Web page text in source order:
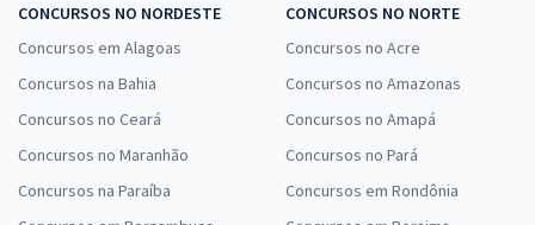
CONCURSOS NO NORDESTE
Concursos em Alagoas
Concursos na Bahia
Concursos no Ceará
Concursos no Maranhão
Concursos na Paraíba
CONCURSOS NO NORTE
Concursos no Acre
Concursos no Amazonas
Concursos no Amapá
Concursos no Pará
Concursos em Rondônia